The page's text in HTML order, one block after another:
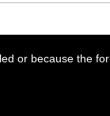
or because the